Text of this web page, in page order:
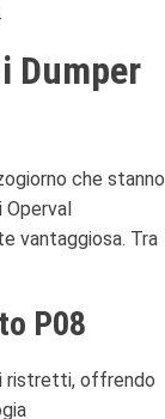
Dumper
che stanno
Operval
vantaggiosa. Tra
P08
ristretti, offrendo